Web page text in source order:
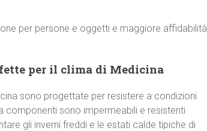
per persone e oggetti e maggiore affidabilità
per il clima di Medicina
sono progettate per resistere a condizioni
componenti sono impermeabili e resistenti
gli inverni freddi e le estati calde tipiche di